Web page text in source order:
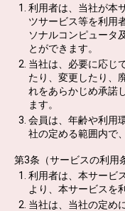
利用者は、当社が本
ツサービス等を利用
ソナルコンピュータ
とができます。
当社は、必要に応じ
たり、変更したり、
れをあらかじめ承諾
ます。
会員は、年齢や利用
社の定める範囲内で
第3条（サービスの利用
利用者は、本サービ
より、本サービスを
当社は、当社の定め